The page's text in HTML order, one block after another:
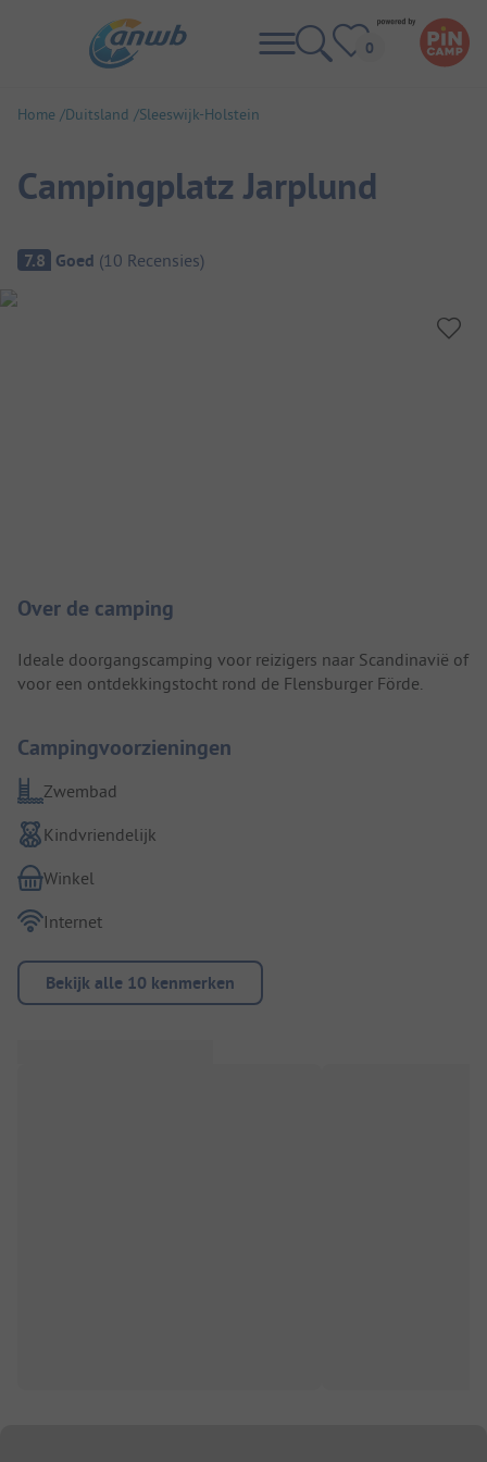
Home Duitsland Sleeswijk-Holstein
Campingplatz Jarplund
Camping overzicht
7.8 Goed (10 Recensies)
Over de camping
Ideale doorgangscamping voor reizigers naar Scandinavië of
voor een ontdekkingstocht rond de Flensburger Förde.
Campingvoorzieningen
Zwembad
Kindvriendelijk
Winkel
Internet
Bekijk alle 10 kenmerken